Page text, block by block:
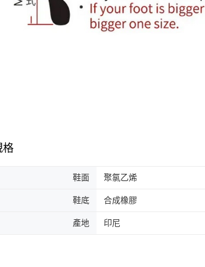
格
鞋面 聚氯乙烯
鞋底 合成橡膠
產地 印尼